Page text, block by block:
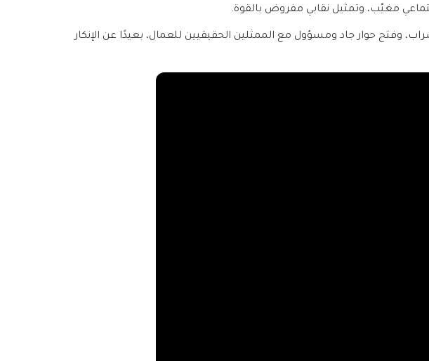
مغيّب، وتمثيل نقابي مفروض بالقوة.
وفتح حوار جاد ومسؤول مع الممثلين الحقيقيين للعمال، بعيدًا عن الإنكار